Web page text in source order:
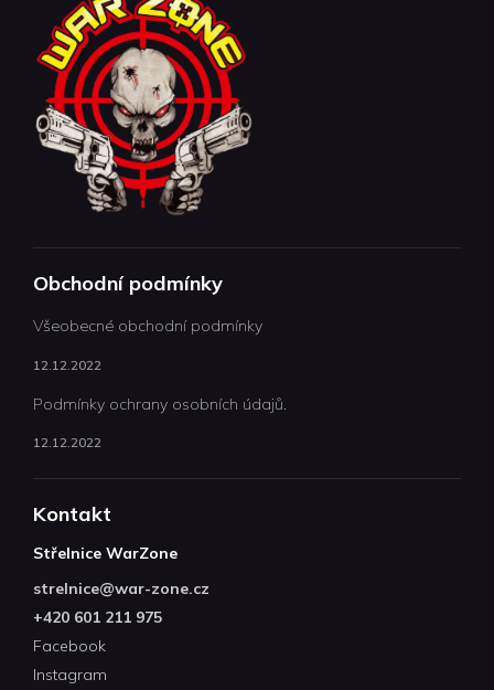
Obchodní podmínky
Všeobecné obchodní podmínky
12.12.2022
Podmínky ochrany osobních údajů.
12.12.2022
Kontakt
Střelnice WarZone
strelnice@war-zone.cz
+420 601 211 975
Facebook
Instagram